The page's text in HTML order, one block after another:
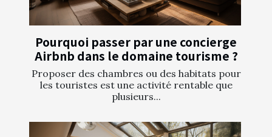
Pourquoi passer par une concierge
Airbnb dans le domaine tourisme ?
Proposer des chambres ou des habitats pour
les touristes est une activité rentable que
plusieurs...